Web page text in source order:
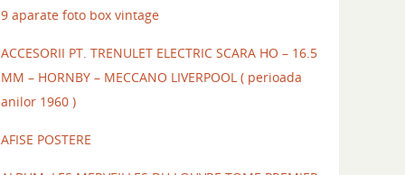
9 aparate foto box vintage
ACCESORII PT. TRENULET ELECTRIC SCARA HO – 16.5
MM – HORNBY – MECCANO LIVERPOOL ( perioada
anilor 1960 )
AFISE POSTERE